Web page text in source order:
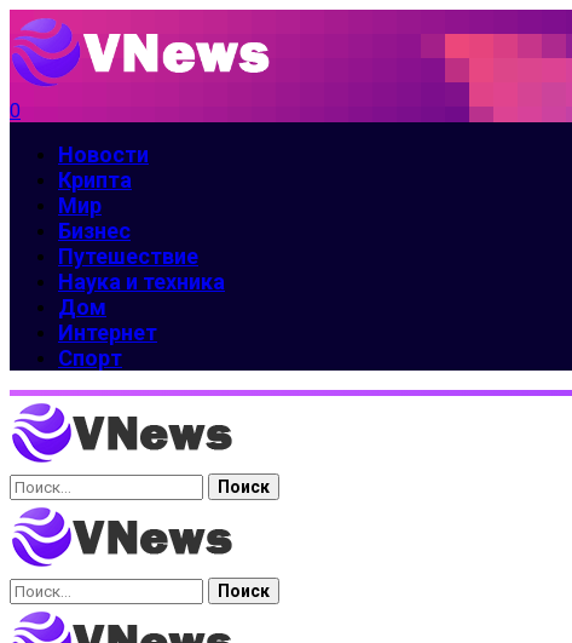
0
Новости
Крипта
Мир
Бизнес
Путешествие
Наука и техника
Дом
Интернет
Спорт
Найти:
Найти: